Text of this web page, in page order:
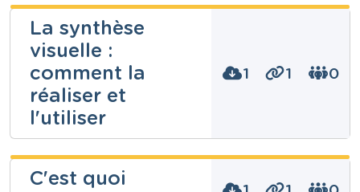
Année
7 années
Tags
Apprendre, définition, dessins, image mentale,
Images, Images mentales, mémoriser
Gilles Déom
Niveau
Fondamental
Cours
Ressources transversales
Année
7 années
Apprendre, définition, dessin, image mentale,
Images, mémoriser
La synthèse
visuelle :
comment la
réaliser et
l'utiliser
1 1 0
Gilles Déom
C'est quoi